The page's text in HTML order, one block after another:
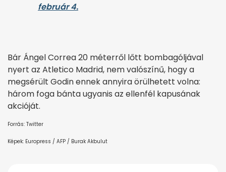
február 4.
Bár Ángel Correa 20 méterről lőtt bombagóljával
nyert az Atletico Madrid, nem valószínű, hogy a
megsérült Godin ennek annyira örülhetett volna:
három foga bánta ugyanis az ellenfél kapusának
akcióját.
Forrás: Twitter
Képek: Europress / AFP / Burak Akbulut